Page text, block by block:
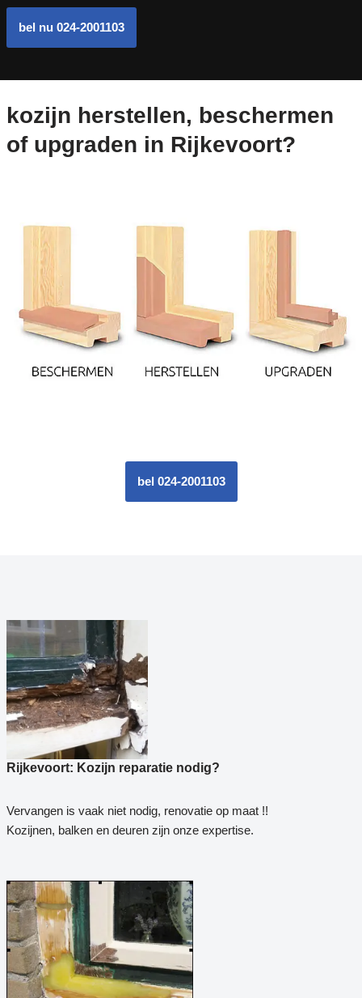
bel nu 024-2001103
kozijn herstellen, beschermen
of upgraden in Rijkevoort?
bel 024-2001103
Rijkevoort: Kozijn reparatie nodig?
Vervangen is vaak niet nodig, renovatie op maat !!
Kozijnen, balken en deuren zijn onze expertise.